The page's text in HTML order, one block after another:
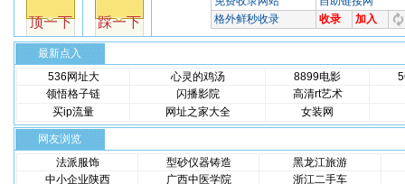
最新点入
536网址大
心灵的鸡汤 8899电影
领悟格子链
闪播影院
高清rt艺术
买ip流量
网址之家大全 女装网
网友浏览
法派服饰
型砂仪器铸造
黑龙江旅游
中小企业陕西
广西中医学院
浙江二手车